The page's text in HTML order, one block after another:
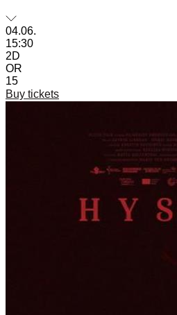
04.06.
15:30
2D
OR
15
Buy tickets